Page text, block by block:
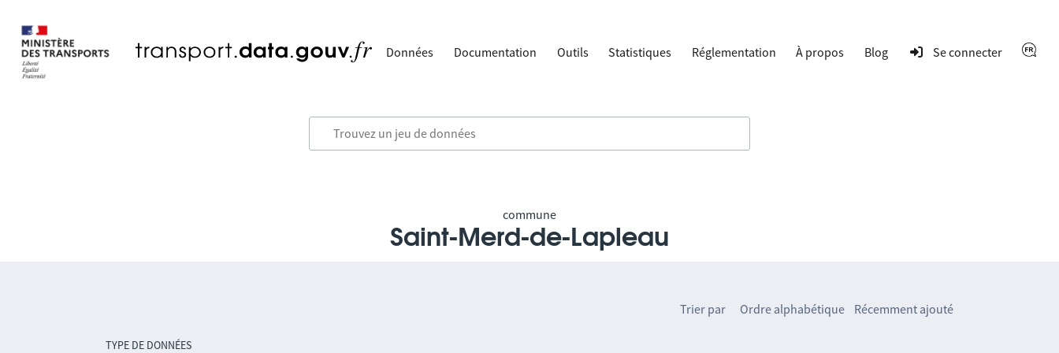
Données Documentation Outils Statistiques Réglementation À propos Blog Se connecter
commune
Saint-Merd-de-Lapleau
TYPE DE DONNÉES
Trier par Ordre alphabétique Récemment ajouté